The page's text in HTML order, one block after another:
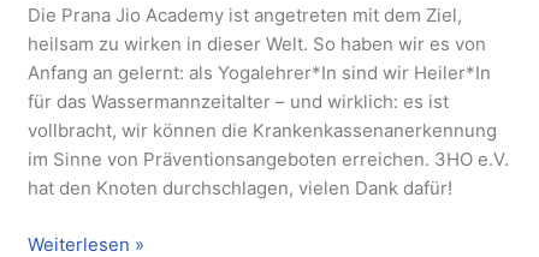
Die Prana Jio Academy ist angetreten mit dem Ziel,
heilsam zu wirken in dieser Welt. So haben wir es von
Anfang an gelernt: als Yogalehrer*In sind wir Heiler*In
für das Wassermannzeitalter – und wirklich: es ist
vollbracht, wir können die Krankenkassenanerkennung
im Sinne von Präventionsangeboten erreichen. 3HO e.V.
hat den Knoten durchschlagen, vielen Dank dafür!
Weiterlesen »